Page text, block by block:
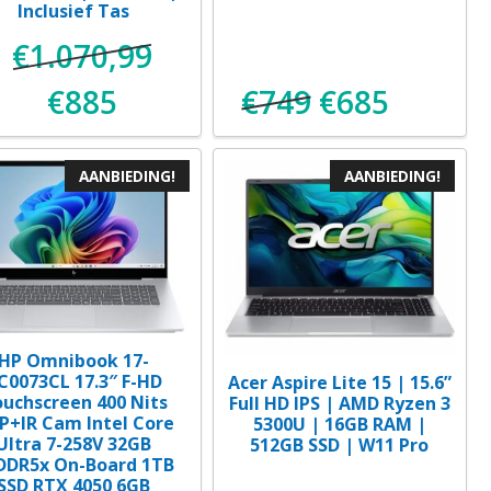
Inclusief Tas
€1.070,99
Oorspronkelijke
prijs
was:
€1.070,99.
€885Huidige
prijs
is:
€885.
€749
prijs
was:
€749.
€685Huidige
prijs
is:
€685.
AANBIEDING!
Omnibook 17-
17.3″ F-HD
400 Nits
Cam Intel Core
7-258V 32GB
On-Board 1TB
RTX 4050 6GB
AANBIEDING!
Acer Aspire Lite 15 | 15.6”
Full HD IPS | AMD Ryzen 3
5300U | 16GB RAM |
512GB SSD | W11 Pro